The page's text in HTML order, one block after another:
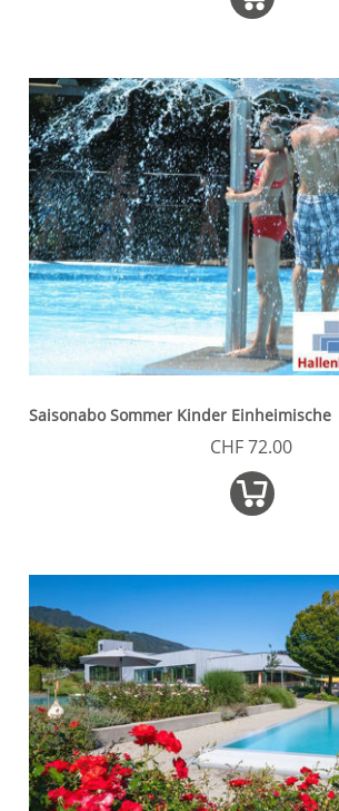
Saisonabo Sommer Kinder Einheimische
CHF 72.00